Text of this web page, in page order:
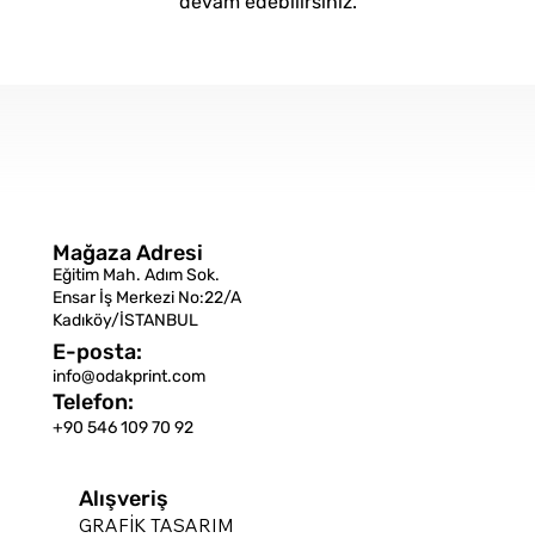
Alışveriş
GRAFİK TASARIM
Mağaza Adresi
Eğitim Mah. Adım Sok.
Ensar İş Merkezi No:22/A
Kadıköy/İSTANBUL
E-posta:
info@odakprint.com
Telefon:
+90 546 109 70 92